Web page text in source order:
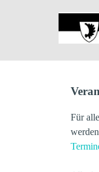
Start
Für